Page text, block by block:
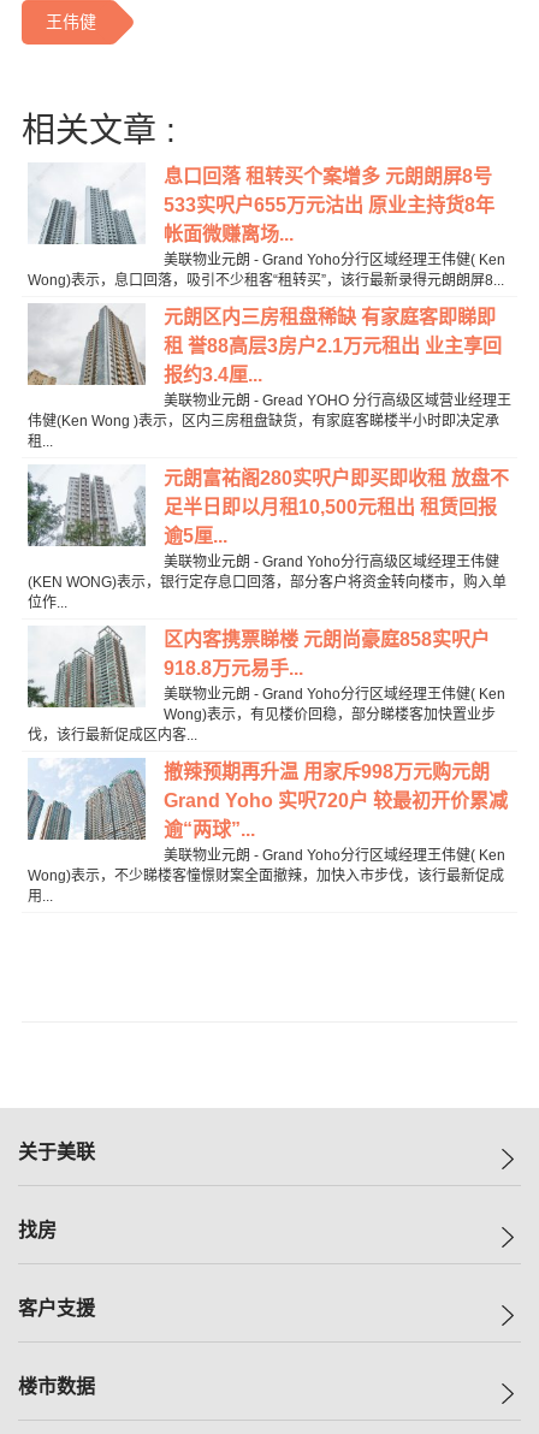
王伟健
相关文章 :
息口回落 租转买个案增多 元朗朗屏8号
533实呎户655万元沽出 原业主持货8年
帐面微赚离场...
美联物业元朗 - Grand Yoho分行区域经理王伟健( Ken
Wong)表示，息口回落，吸引不少租客“租转买”，该行最新录得元朗朗屏8...
元朗区内三房租盘稀缺 有家庭客即睇即
租 誉88高层3房户2.1万元租出 业主享回
报约3.4厘...
美联物业元朗 - Gread YOHO 分行高级区域营业经理王
伟健(Ken Wong )表示，区内三房租盘缺货，有家庭客睇楼半小时即决定承
租...
元朗富祐阁280实呎户即买即收租 放盘不
足半日即以月租10,500元租出 租赁回报
逾5厘...
美联物业元朗 - Grand Yoho分行高级区域经理王伟健
(KEN WONG)表示，银行定存息口回落，部分客户将资金转向楼市，购入单
位作...
区内客携票睇楼 元朗尚豪庭858实呎户
918.8万元易手...
美联物业元朗 - Grand Yoho分行区域经理王伟健( Ken
Wong)表示，有见楼价回稳，部分睇楼客加快置业步
伐，该行最新促成区内客...
撤辣预期再升温 用家斥998万元购元朗
Grand Yoho 实呎720户 较最初开价累减
逾“两球”...
美联物业元朗 - Grand Yoho分行区域经理王伟健( Ken
Wong)表示，不少睇楼客憧憬财案全面撤辣，加快入市步伐，该行最新促成
用...
关于美联
美联集团
人才招募
找房
一手新房
减价
客户支援
自助放盘
楼市数据